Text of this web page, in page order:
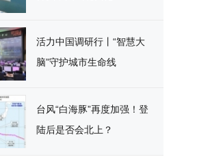
活力中国调研行丨“智慧大
脑”守护城市生命线
台风“白海豚”再度加强！登
陆后是否会北上？